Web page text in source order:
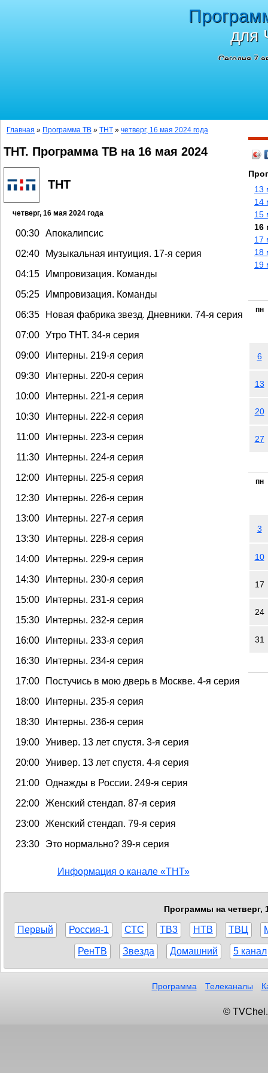
для
Сегодня 7
Главная » Программа ТВ » ТНТ » четверг, 16 мая 2024 года
ТНТ. Программа ТВ на 16 мая 2024
ТНТ
четверг, 16 мая 2024 года
00:30 Апокалипсис
02:40
Музыкальная интуиция. 17-я серия
04:15
Импровизация. Команды
05:25
Импровизация. Команды
06:35
Новая фабрика звезд. Дневники. 74-я серия
07:00 Утро ТНТ. 34-я серия
09:00
Интерны. 219-я серия
09:30
Интерны. 220-я серия
10:00
Интерны. 221-я серия
10:30
Интерны. 222-я серия
11:00
Интерны. 223-я серия
11:30
Интерны. 224-я серия
12:00
Интерны. 225-я серия
12:30
Интерны. 226-я серия
13:00
Интерны. 227-я серия
13:30
Интерны. 228-я серия
14:00
Интерны. 229-я серия
14:30
Интерны. 230-я серия
15:00
Интерны. 231-я серия
15:30
Интерны. 232-я серия
16:00
Интерны. 233-я серия
16:30
Интерны. 234-я серия
17:00
Постучись в мою дверь в Москве. 4-я серия
18:00
Интерны. 235-я серия
18:30
Интерны. 236-я серия
19:00 Универ. 13 лет спустя. 3-я серия
20:00 Универ. 13 лет спустя. 4-я серия
21:00 Однажды в России. 249-я серия
22:00 Женский стендап. 87-я серия
23:00 Женский стендап. 79-я серия
23:30
Это нормально? 39-я серия
Информация о канале «ТНТ»
13
14
15
16
17
18
19
пн
6
13
20
27
пн
3
10
17
24
31
Программы на четверг,
Первый Россия-1 СТС ТВ3 НТВ ТВЦ
РенТВ Звезда Домашний 5 канал
Программа Телеканалы
©